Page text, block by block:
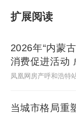
扩展阅读
2026年“内蒙
消费促进活动
凤凰网房产呼和浩特
当城市格局重